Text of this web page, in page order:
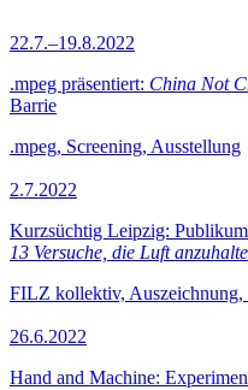
22.7.–19.8.2022
.mpeg präsentiert: China Not
Barrie
.mpeg, Screening, Ausstellung
2.7.2022
Kurzsüchtig Leipzig:
13 Versuche, die Luft
FILZ kollektiv, Auszeichnung,
26.6.2022
Hand and Machine: